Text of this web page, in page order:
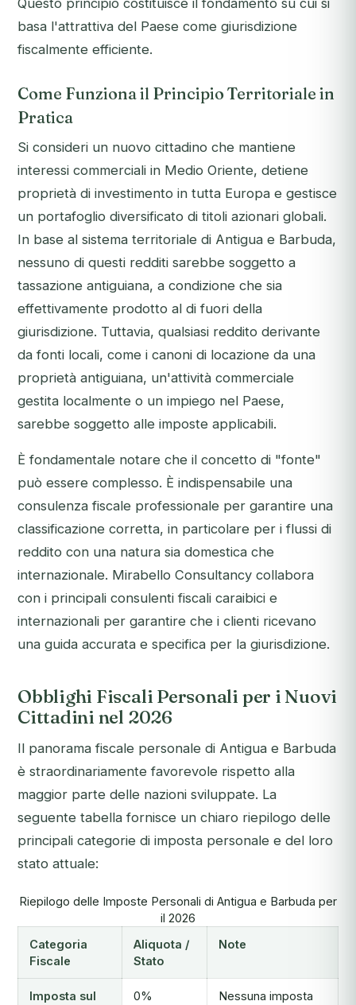
Questo principio costituisce il fondamento su cui si
basa l'attrattiva del Paese come giurisdizione
fiscalmente efficiente.
Come Funziona il Principio Territoriale in
Pratica
Si consideri un nuovo cittadino che mantiene
interessi commerciali in Medio Oriente, detiene
proprietà di investimento in tutta Europa e gestisce
un portafoglio diversificato di titoli azionari globali.
In base al sistema territoriale di Antigua e Barbuda,
nessuno di questi redditi sarebbe soggetto a
tassazione antiguiana, a condizione che sia
effettivamente prodotto al di fuori della
giurisdizione. Tuttavia, qualsiasi reddito derivante
da fonti locali, come i canoni di locazione da una
proprietà antiguiana, un'attività commerciale
gestita localmente o un impiego nel Paese,
sarebbe soggetto alle imposte applicabili.
È fondamentale notare che il concetto di "fonte"
può essere complesso. È indispensabile una
consulenza fiscale professionale per garantire una
classificazione corretta, in particolare per i flussi di
reddito con una natura sia domestica che
internazionale. Mirabello Consultancy collabora
con i principali consulenti fiscali caraibici e
internazionali per garantire che i clienti ricevano
una guida accurata e specifica per la giurisdizione.
Obblighi Fiscali Personali per i Nuovi
Cittadini nel 2026
Il panorama fiscale personale di Antigua e Barbuda
è straordinariamente favorevole rispetto alla
maggior parte delle nazioni sviluppate. La
seguente tabella fornisce un chiaro riepilogo delle
principali categorie di imposta personale e del loro
stato attuale:
Riepilogo delle Imposte Personali di Antigua e Barbuda per
il 2026
Categoria
Fiscale
Aliquota /
Stato
Note
Imposta sul
0%
Nessuna imposta